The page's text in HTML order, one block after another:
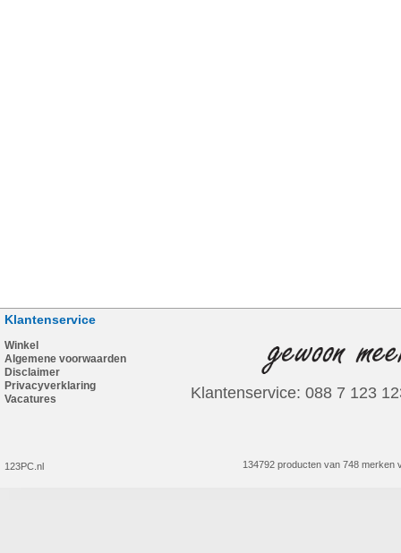
Klantenservice
Winkel
Algemene voorwaarden
Disclaimer
Privacyverklaring
Vacatures
123PC.nl
Klantenservice: 088 7 123
134792 producten van 748 merken